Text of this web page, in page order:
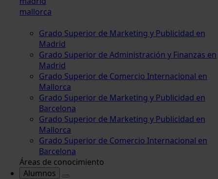
mallorca
Grado Superior de Marketing y Publicidad en
Madrid
Grado Superior de Administración y Finanzas en
Madrid
Grado Superior de Comercio Internacional en
Mallorca
Grado Superior de Marketing y Publicidad en
Barcelona
Grado Superior de Marketing y Publicidad en
Mallorca
Grado Superior de Comercio Internacional en
Barcelona
Áreas de conocimiento
Alumnos